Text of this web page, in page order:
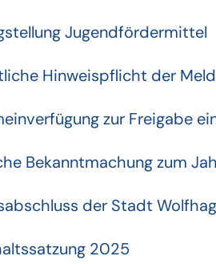
Jugendfördermittel
Hinweispflicht der
zur Freigabe
Bekanntmachung zum
der Stadt
2025